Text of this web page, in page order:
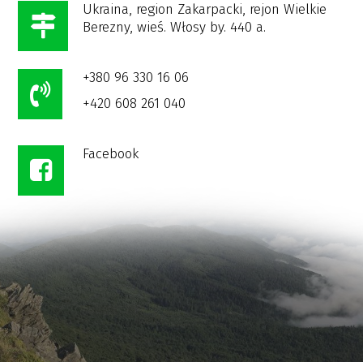
Ukraina, region Zakarpacki, rejon Wielkie
Berezny, wieś. Włosy by. 440 a.
+380 96 330 16 06
+420 608 261 040
Facebook